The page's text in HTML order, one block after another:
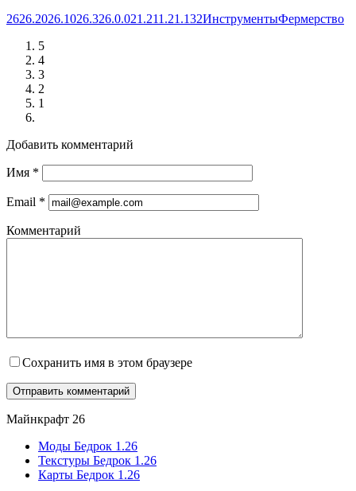
2626.2026.1026.326.0.021.211.21.132ИнструментыФермерство
5
4
3
2
1
Добавить комментарий
Имя *
Email *
Комментарий
Сохранить имя в этом браузере
Майнкрафт 26
Моды Бедрок 1.26
Текстуры Бедрок 1.26
Карты Бедрок 1.26